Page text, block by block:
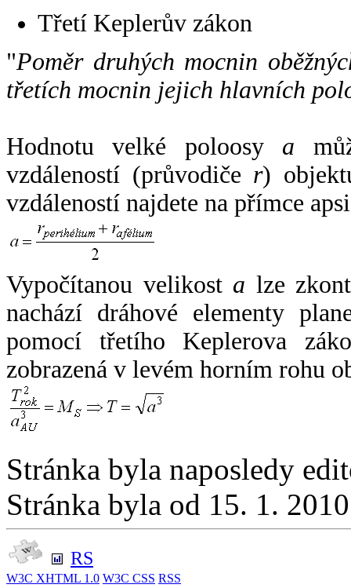
Třetí Keplerův zákon
"Poměr druhých mocnin
třetích mocnin jejich hlavních
Hodnotu velké poloosy a
vzdáleností (průvodiče r)
vzdáleností najdete na přímce
Vypočítanou velikost a lze
nachází dráhové elementy
pomocí třetího Keplerova
zobrazená v levém horním rohu
Stránka byla naposledy
Stránka byla od 15. 1.
RS
W3C XHTML 1.0 W3C CSS RSS